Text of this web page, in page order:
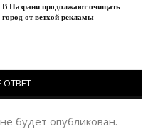
В Назрани продолжают очищать
город от ветхой рекламы
ОТВЕТ
будет опубликован.